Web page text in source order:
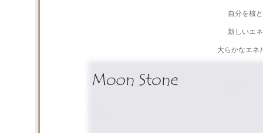
自分を核
新しいエ
大らかなエネ